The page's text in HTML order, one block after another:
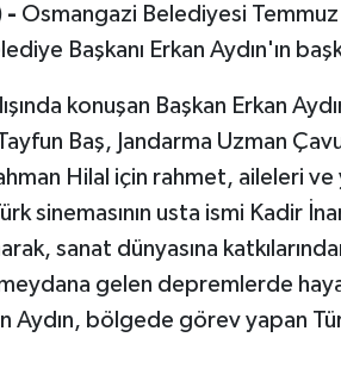
- Osmangazi Belediyesi Temmuz
Başkanı Erkan Aydın'ın
konuşan Başkan Erkan
Baş, Jandarma Uzman
Hilal için rahmet, aileleri ve
sinemasının usta ismi Kadir
sanat dünyasına
gelen depremlerde
Aydın, bölgede görev yapan